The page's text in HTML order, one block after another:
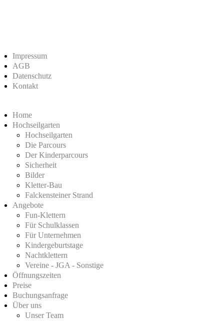
Impressum
AGB
Datenschutz
Kontakt
Home
Hochseilgarten
Hochseilgarten
Die Parcours
Der Kinderparcours
Sicherheit
Bilder
Kletter-Bau
Falckensteiner Strand
Angebote
Fun-Klettern
Für Schulklassen
Für Unternehmen
Kindergeburtstage
Nachtklettern
Vereine - JGA - Sonstige
Öffnungszeiten
Preise
Buchungsanfrage
Über uns
Unser Team